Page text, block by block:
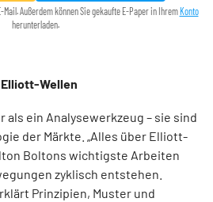
Außerdem können Sie gekaufte E-Paper in Ihrem Konto
herunterladen.
Wellen
ein Analysewerkzeug – sie sind
der Märkte. „Alles über Elliott-
Boltons wichtigste Arbeiten
zyklisch entstehen.
Prinzipien, Muster und